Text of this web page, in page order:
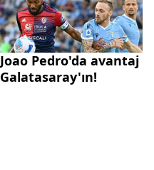
Joao Pedro'da avantaj
Galatasaray'ın!